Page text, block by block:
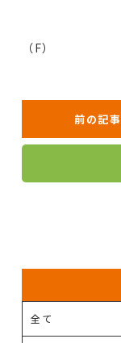
（F）
前の記事
全て